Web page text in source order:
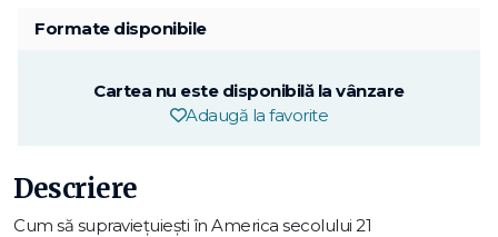
Formate disponibile
Cartea nu este disponibilă la vânzare
Adaugă la favorite
Descriere
Cum să supraviețuiești în America secolului 21